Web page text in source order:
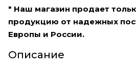
* Наш магазин продает
продукцию от надежных
Европы и России.
Описание